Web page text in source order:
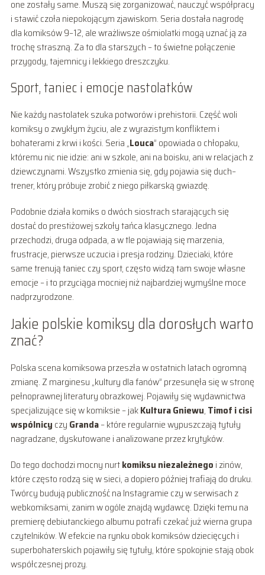
one zostały same. Muszą się zorganizować, nauczyć współpracy
i stawić czoła niepokojącym zjawiskom. Seria dostała nagrodę
dla komiksów 9–12, ale wrażliwsze ośmiolatki mogą uznać ją za
trochę straszną. Za to dla starszych – to świetne połączenie
przygody, tajemnicy i lekkiego dreszczyku.
Sport, taniec i emocje nastolatków
Nie każdy nastolatek szuka potworów i prehistorii. Część woli
komiksy o zwykłym życiu, ale z wyrazistym konfliktem i
bohaterami z krwi i kości. Seria „Louca” opowiada o chłopaku,
któremu nic nie idzie: ani w szkole, ani na boisku, ani w relacjach z
dziewczynami. Wszystko zmienia się, gdy pojawia się duch–
trener, który próbuje zrobić z niego piłkarską gwiazdę.
Podobnie działa komiks o dwóch siostrach starających się
dostać do prestiżowej szkoły tańca klasycznego. Jedna
przechodzi, druga odpada, a w tle pojawiają się marzenia,
frustracje, pierwsze uczucia i presja rodziny. Dzieciaki, które
same trenują taniec czy sport, często widzą tam swoje własne
emocje – i to przyciąga mocniej niż najbardziej wymyślne moce
nadprzyrodzone.
Jakie polskie komiksy dla dorosłych warto
znać?
Polska scena komiksowa przeszła w ostatnich latach ogromną
zmianę. Z marginesu „kultury dla fanów” przesunęła się w stronę
pełnoprawnej literatury obrazkowej. Pojawiły się wydawnictwa
specjalizujące się w komiksie – jakKultura Gniewu, Timof i cisi
wspólnicy czy Granda– które regularnie wypuszczają tytuły
nagradzane, dyskutowane i analizowane przez krytyków.
Do tego dochodzi mocny nurtkomiksu niezależnego i zinów,
które często rodzą się w sieci, a dopiero później trafiają do druku.
Twórcy budują publiczność na Instagramie czy w serwisach z
webkomiksami, zanim w ogóle znajdą wydawcę. Dzięki temu na
premierę debiutanckiego albumu potrafi czekać już wierna grupa
czytelników. W efekcie na rynku obok komiksów dziecięcych i
superbohaterskich pojawiły się tytuły, które spokojnie stają obok
współczesnej prozy.